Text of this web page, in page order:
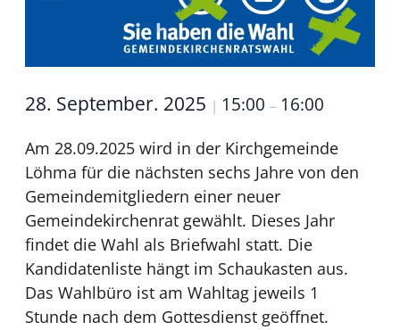
28. September. 2025 | 15:00 – 16:00
Am 28.09.2025 wird in der Kirchgemeinde
Löhma für die nächsten sechs Jahre von den
Gemeindemitgliedern einer neuer
Gemeindekirchenrat gewählt. Dieses Jahr
findet die Wahl als Briefwahl statt. Die
Kandidatenliste hängt im Schaukasten aus.
Das Wahlbüro ist am Wahltag jeweils 1
Stunde nach dem Gottesdienst geöffnet.